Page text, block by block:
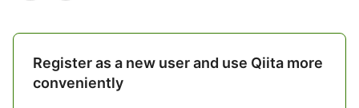
Register as a new user and use Qiita more
conveniently